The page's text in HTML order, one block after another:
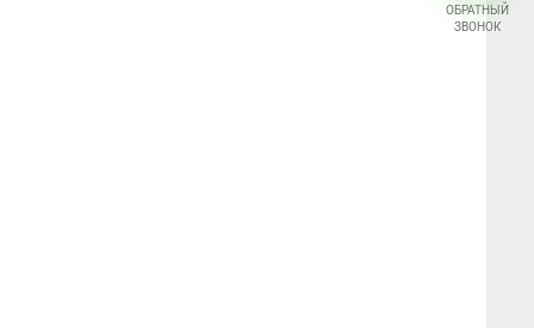
ОБРАТНЫЙ
ЗВОНОК